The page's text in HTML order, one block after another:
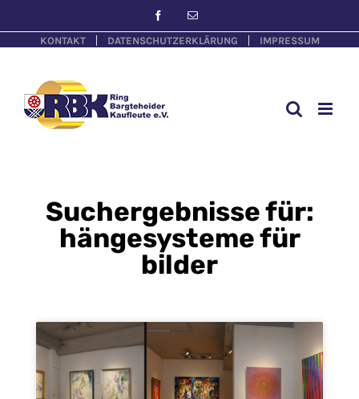
KONTAKT DATENSCHUTZERKLÄRUNG IMPRESSUM
Suchergebnisse für:
hängesysteme für
bilder